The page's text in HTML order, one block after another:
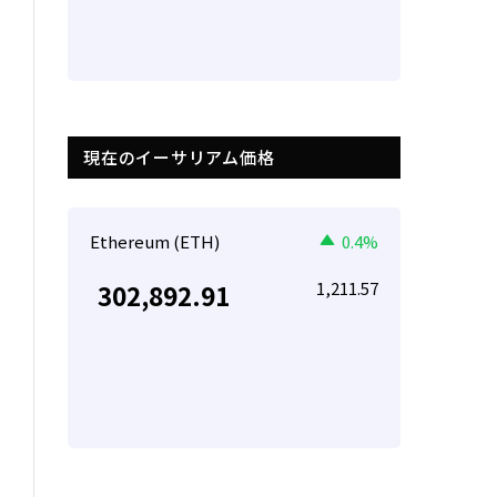
現在のイーサリアム価格
Ethereum (ETH) 0.4%
302,892.91 1,211.57